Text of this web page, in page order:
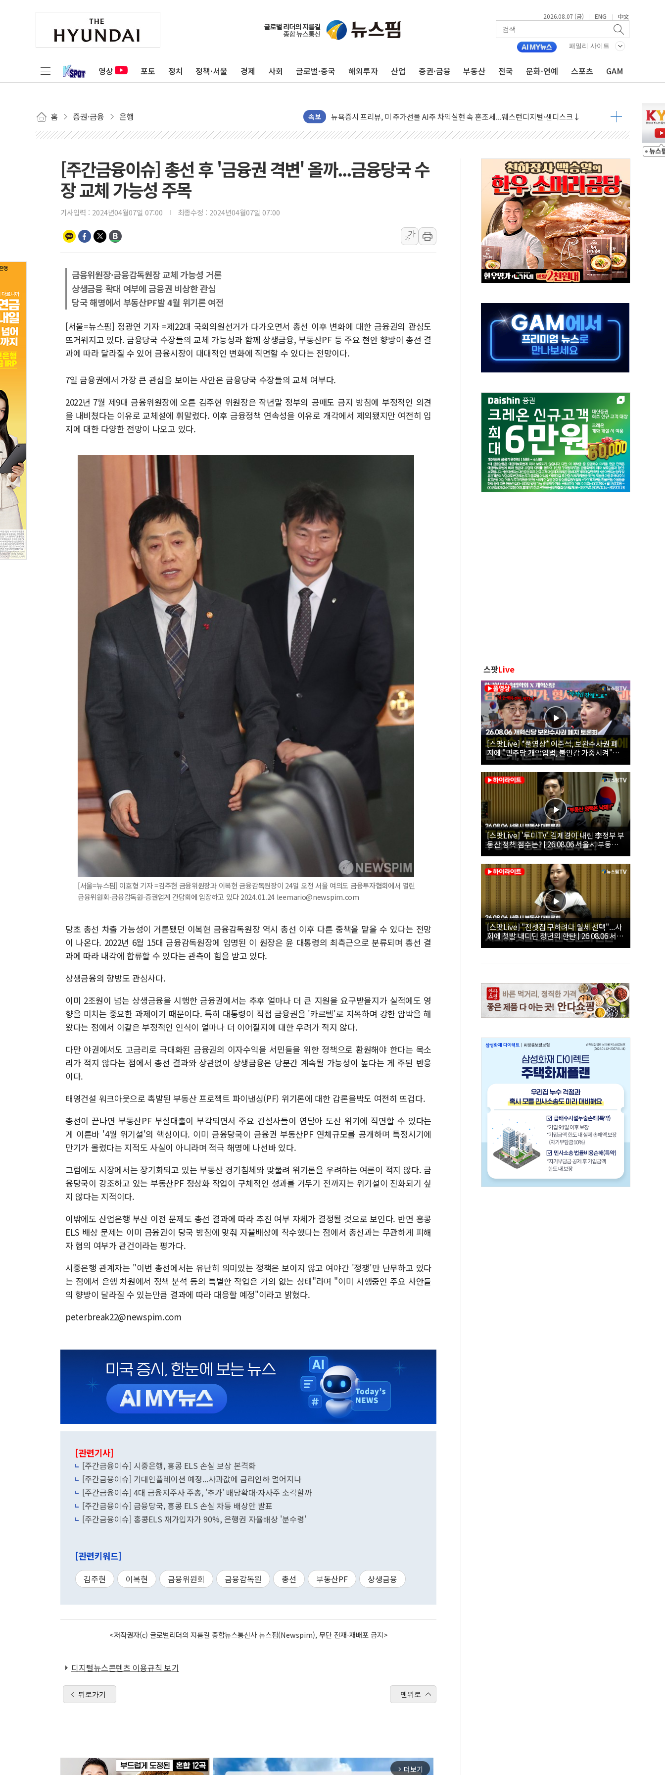
2026.08.07 (금) | ENG | 中文
패밀리 사이트
영상 포토 정치 정책·서울 경제 사회 글로벌·중국 해외투자 산업 증권·금융 부동산 전국 문화·연예 스포츠 GAM
홈 증권·금융 은행 속보
유럽증시, 견조한 실적 소화하며 대부분 상승… "2분기 기업 순이익 21% 증가" 전망
리투아니아 국방 "러, 우크라 드론으로 나토 회원국 공격 검토… 거짓 깃발 작전"
뉴욕증시 개장 전 특징주...모더나·아이온큐·도어대시↑ VS 샌디스크·피그마·앱러빈↓
김정관 장관 "영업이익 N% 성과급 반대…상법·자본시장법 개정 논의"
청와대, 북한 단거리 탄도미사일 발사에 긴급 안보 점검회의
금값 7주 만에 최고…美 고용 둔화·호르무즈 재개방 기대에 강세
러, 1인칭시점 드론으로 우크라 민간인 '사파리' 공격… 시민들 공포감 극대화 전략
[베트남 증시] 지수 하락 속 'DGC' 임시 주총 기대감에 홀로 상한가…마진 잔액은 사상 최고
'월가의 황제' 다이먼 "금융시장 레버리지 위험수위…숨은 차입이 더 큰 변수"
양주 섬유염색공장서 화재 1명 중상…대응 1단계 진압 중
김정관 산업부 장관 "주 52시간 손봐야, 경쟁상대 中과 비교해야"
해군 1함대 창설 80주년…지역과 함께하는 '선봉'의 대민 봉사
[3보] 북, 원산서 동해로 단거리 탄도미사일 1발 발사… 올해 10번째·42일 만 도발
우크라 드론 전술, 중남미 콜롬비아에 새 안보 위기… 반군·마약카르텔이 습득해 전투 활용
구미 폐염산처리업체서 불 2시간30여분만에 진화...외국인 노동자 숨져
[주간금융이슈] 총선 후 '금융권 격변' 올까...금융당국 수
장 교체 가능성 주목
기사입력 : 2024년04월07일 07:00 최종수정 : 2024년04월07일 07:00
가
가
금융위원장·금융감독원장 교체 가능성 거론
상생금융 확대 여부에 금융권 비상한 관심
당국 해명에서 부동산PF발 4월 위기론 여전
[서울=뉴스핌] 정광연 기자 =제22대 국회의원선거가 다가오면서 총선 이후 변화에 대한 금융권의 관심도
뜨거워지고 있다. 금융당국 수장들의 교체 가능성과 함께 상생금융, 부동산PF 등 주요 현안 향방이 총선 결
과에 따라 달라질 수 있어 금융시장이 대대적인 변화에 직면할 수 있다는 전망이다.
7일 금융권에서 가장 큰 관심을 보이는 사안은 금융당국 수장들의 교체 여부다.
2022년 7월 제9대 금융위원장에 오른 김주현 위원장은 작년말 정부의 공매도 금지 방침에 부정적인 의견
을 내비쳤다는 이유로 교체설에 휘말렸다. 이후 금융정책 연속성을 이유로 개각에서 제외됐지만 여전히 입
지에 대한 다양한 전망이 나오고 있다.
[서울=뉴스핌] 이호형 기자 =김주현 금융위원장과 이복현 금융감독원장이 24일 오전 서울 여의도 금융투자협회에서 열린
금융위원회-금융감독원-증권업계 간담회에 입장하고 있다 2024.01.24 leemario@newspim.com
당초 총선 차출 가능성이 거론됐던 이복현 금융감독원장 역시 총선 이후 다른 중책을 맡을 수 있다는 전망
이 나온다. 2022년 6월 15대 금융감독원장에 임명된 이 원장은 윤 대통령의 최측근으로 분류되며 총선 결
과에 따라 내각에 합류할 수 있다는 관측이 힘을 받고 있다.
상생금융의 향방도 관심사다.
이미 2조원이 넘는 상생금융을 시행한 금융권에서는 추후 얼마나 더 큰 지원을 요구받을지가 실적에도 영
향을 미치는 중요한 과제이기 때문이다. 특히 대통령이 직접 금융권을 '카르텔'로 지목하며 강한 압박을 해
왔다는 점에서 이같은 부정적인 인식이 얼마나 더 이어질지에 대한 우려가 적지 않다.
다만 야권에서도 고금리로 극대화된 금융권의 이자수익을 서민들을 위한 정책으로 환원해야 한다는 목소
리가 적지 않다는 점에서 총선 결과와 상관없이 상생금융은 당분간 계속될 가능성이 높다는 게 주된 반응
이다.
태영건설 워크아웃으로 촉발된 부동산 프로젝트 파이낸싱(PF) 위기론에 대한 갑론을박도 여전히 뜨겁다.
총선이 끝나면 부동산PF 부실대출이 부각되면서 주요 건설사들이 연달아 도산 위기에 직면할 수 있다는
게 이른바 '4월 위기설'의 핵심이다. 이미 금융당국이 금융권 부동산PF 연체규모를 공개하며 특정시기에
만기가 몰렸다는 지적도 사실이 아니라며 적극 해명에 나선바 있다.
그럼에도 시장에서는 장기화되고 있는 부동산 경기침체와 맞물려 위기론을 우려하는 여론이 적지 않다. 금
융당국이 강조하고 있는 부동산PF 정상화 작업이 구체적인 성과를 거두기 전까지는 위기설이 진화되기 싶
지 않다는 지적이다.
이밖에도 산업은행 부산 이전 문제도 총선 결과에 따라 추진 여부 자체가 결정될 것으로 보인다. 반면 홍콩
ELS 배상 문제는 이미 금융권이 당국 방침에 맞춰 자율배상에 착수했다는 점에서 총선과는 무관하게 피해
자 협의 여부가 관건이라는 평가다.
시중은행 관계자는 "이번 총선에서는 유난히 의미있는 정책은 보이지 않고 여야간 '정쟁'만 난무하고 있다
는 점에서 은행 차원에서 정책 분석 등의 특별한 작업은 거의 없는 상태"라며 "이미 시행중인 주요 사안들
의 향방이 달라질 수 있는만큼 결과에 따라 대응할 예정"이라고 밝혔다.
peterbreak22@newspim.com
[관련기사]
[주간금융이슈] 시중은행, 홍콩 ELS 손실 보상 본격화
[주간금융이슈] 기대인플레이션 예정...사과값에 금리인하 멀어지나
[주간금융이슈] 4대 금융지주사 주총, '추가' 배당확대·자사주 소각할까
[주간금융이슈] 금융당국, 홍콩 ELS 손실 차등 배상안 발표
[주간금융이슈] 홍콩ELS 재가입자가 90%, 은행권 자율배상 '분수령'
[관련키워드]
김주현 이복현 금융위원회 금융감독원 총선 부동산PF 상생금융
<저작권자(c) 글로벌리더의 지름길 종합뉴스통신사 뉴스핌(Newspim), 무단 전재-재배포 금지>
디지털뉴스콘텐츠 이용규칙 보기
뒤로가기 맨위로
arrow_forward_ios 더보기
스팟Live
[스팟Live] *풀영상* 이준석, 보완수사권 폐
지에 "민주당 개악입법, 불안감 가중시켜"｜
26.08.06 개혁신당 보완수사권 폐지 토론회
[스팟Live] '투미TV' 김제경이 내린 李정부 부
동산 정책 점수는? | 26.08.06 서울시 부동산
대토론회
[스팟Live] "전셋집 구하려다 월세 선택"...사
회에 첫발 내디딘 청년의 한탄 | 26.08.06 서울
시 부동산 대토론회